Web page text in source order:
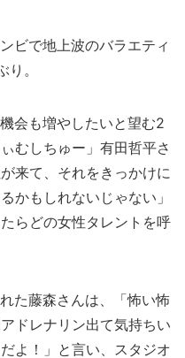
ビで地上波のバラエティ
。
会も増やしたいと望む2
むしちゅー」有田哲平さ
来て、それをきっかけに
かもしれないじゃない」
らどの女性タレントを呼
た藤森さんは、「怖い怖
ドレナリン出て気持ちい
よ！」と言い、スタジオ